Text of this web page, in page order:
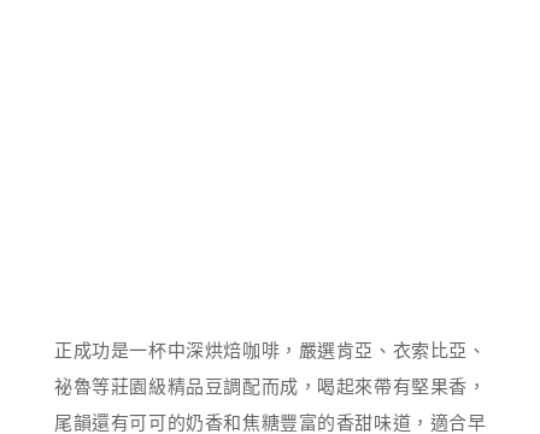
正成功是一杯中深烘焙咖啡，嚴選肯亞、衣索比亞、
祕魯等莊園級精品豆調配而成，喝起來帶有堅果香，
尾韻還有可可的奶香和焦糖豐富的香甜味道，適合早